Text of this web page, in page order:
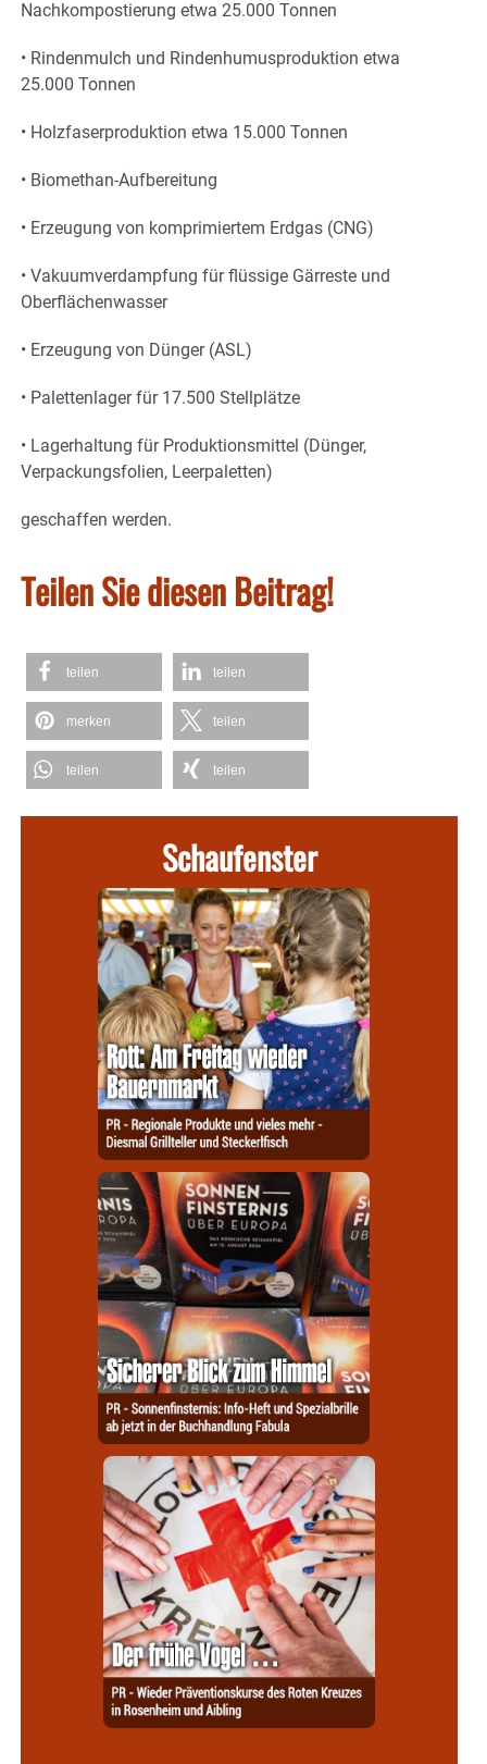
Nachkompostierung etwa 25.000 Tonnen
• Rindenmulch und Rindenhumusproduktion etwa
25.000 Tonnen
• Holzfaserproduktion etwa 15.000 Tonnen
• Biomethan-Aufbereitung
• Erzeugung von komprimiertem Erdgas (CNG)
• Vakuumverdampfung für flüssige Gärreste und
Oberflächenwasser
• Erzeugung von Dünger (ASL)
• Palettenlager für 17.500 Stellplätze
• Lagerhaltung für Produktionsmittel (Dünger,
Verpackungsfolien, Leerpaletten)
geschaffen werden.
Teilen Sie diesen Beitrag!
teilen teilen
merken teilen
teilen teilen
Schaufenster